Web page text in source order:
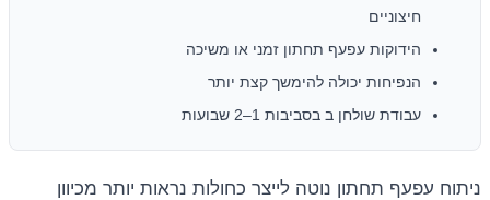
חיצוניים
הידוקות עפעף תחתון זמני או משיכה
הנפיחות יכולה להימשך קצת יותר
עבודת שולחן ב בסביבות 1–2 שבועות
ניתוח עפעף תחתון נוטה לייצר כחולות נראות יותר מכיוון